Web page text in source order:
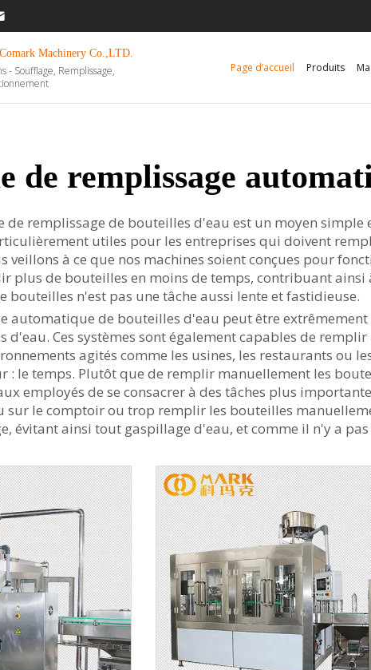
Machinery Co.,LTD.
- Soufflage, Remplissage,
Page d’accueil Produits
de remplissage
de remplissage de bouteilles d'eau est un moyen
utiles pour les entreprises qui doivent
veillons à ce que nos machines soient conçues pour
plus de bouteilles en moins de temps, contribuant ainsi
bouteilles n'est pas une tâche aussi lente et fastidieuse.
automatique de bouteilles d'eau peut être
d'eau. Ces systèmes sont également capables de
agités comme les usines, les restaurants ou
: le temps. Plutôt que de remplir manuellement les
employés de se consacrer à des tâches plus
sur le comptoir ou trop remplir les bouteilles
évitant ainsi tout gaspillage d'eau, et comme il n'y a